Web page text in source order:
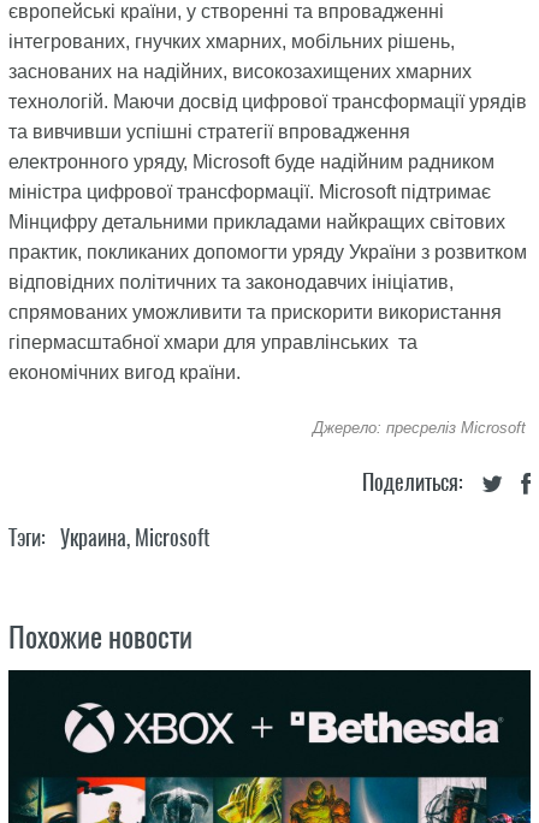
європейські країни, у створенні та впровадженні
інтегрованих, гнучких хмарних, мобільних рішень,
заснованих на надійних, високозахищених хмарних
технологій. Маючи досвід цифрової трансформації урядів
та вивчивши успішні стратегії впровадження
електронного уряду, Microsoft буде надійним радником
міністра цифрової трансформації. Microsoft підтримає
Мінцифру детальними прикладами найкращих світових
практик, покликаних допомогти уряду України з розвитком
відповідних політичних та законодавчих ініціатив,
спрямованих уможливити та прискорити використання
гіпермасштабної хмари для управлінських та
економічних вигод країни.
Джерело: пресреліз Microsoft
Поделиться:
Тэги: Украина, Microsoft
Похожие новости